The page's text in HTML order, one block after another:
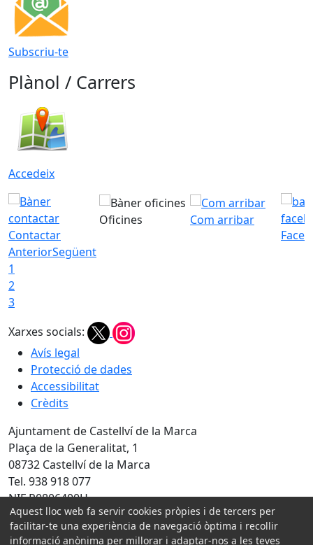
Subscriu-te
Plànol / Carrers
Accedeix
Contactar
Oficines
Com arribar
AnteriorSegüent
1
2
3
Xarxes socials:
Avís legal
Protecció de dades
Accessibilitat
Crèdits
Ajuntament de Castellví de la Marca
Plaça de la Generalitat, 1
08732 Castellví de la Marca
Tel. 938 918 077
NIF P0806400H
Amb la col·laboració de:
Aquest lloc web fa servir cookies pròpies i de tercers per
facilitar-te una experiència de navegació òptima i recollir
informació anònima per millorar i adaptar-nos a les teves